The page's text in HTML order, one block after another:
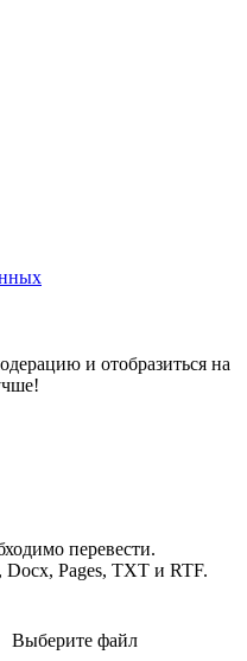
и отобразиться на
перевести.
Pages, TXT и RTF.
Выберите файл